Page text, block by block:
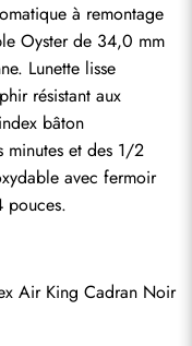
à remontage
Oyster de 34,0 mm
Lunette lisse
résistant aux
bâton
minutes et des 1/2
avec fermoir
pouces.
Air King Cadran Noir